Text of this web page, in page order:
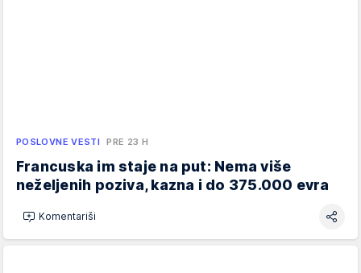
POSLOVNE VESTI PRE 23 H
Francuska im staje na put: Nema više
neželjenih poziva, kazna i do 375.000 evra
Komentariši